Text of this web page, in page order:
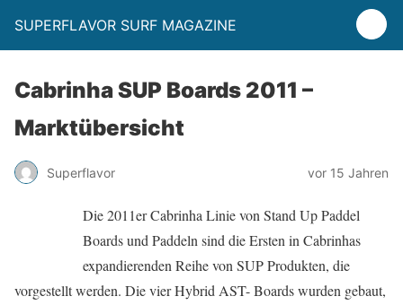
SUPERFLAVOR SURF MAGAZINE
Cabrinha SUP Boards 2011 –
Marktübersicht
Superflavor vor 15 Jahren
Die 2011er Cabrinha Linie von Stand Up Paddel
Boards und Paddeln sind die Ersten in Cabrinhas
expandierenden Reihe von SUP Produkten, die
vorgestellt werden. Die vier Hybrid AST- Boards wurden gebaut,